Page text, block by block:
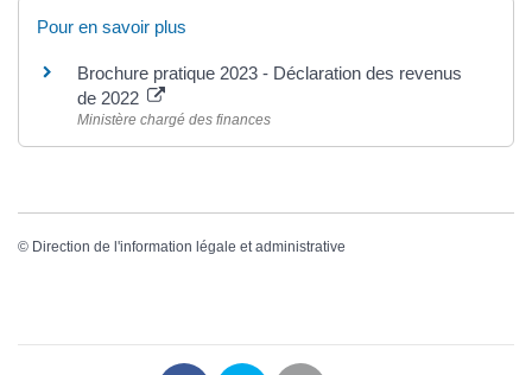
Pour en savoir plus
Brochure pratique 2023 - Déclaration des revenus
de 2022
Ministère chargé des finances
© Direction de l'information légale et administrative